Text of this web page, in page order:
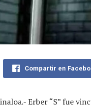
Compartir en
Erber “S” fue